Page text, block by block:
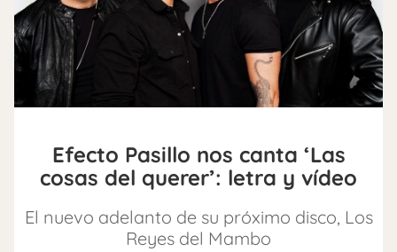
Efecto Pasillo nos canta ‘Las
cosas del querer’: letra y vídeo
El nuevo adelanto de su próximo disco, Los
Reyes del Mambo